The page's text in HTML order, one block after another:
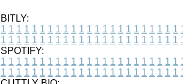
BITLY:
1 1 1 1 1 1 1 1 1 1 1 1 1 1 1 1 1 1 1 1 1 1 1
1 1 1 1 1 1 1 1 1 1 1 1 1 1 1 1 1 1 1 1 1 1 1
SPOTIFY:
1 1 1 1 1 1 1 1 1 1 1 1 1 1 1 1 1 1 1 1 1 1 1
1 1 1 1 1 1 1 1 1 1 1 1 1 1 1 1 1 1 1 1 1 1 1